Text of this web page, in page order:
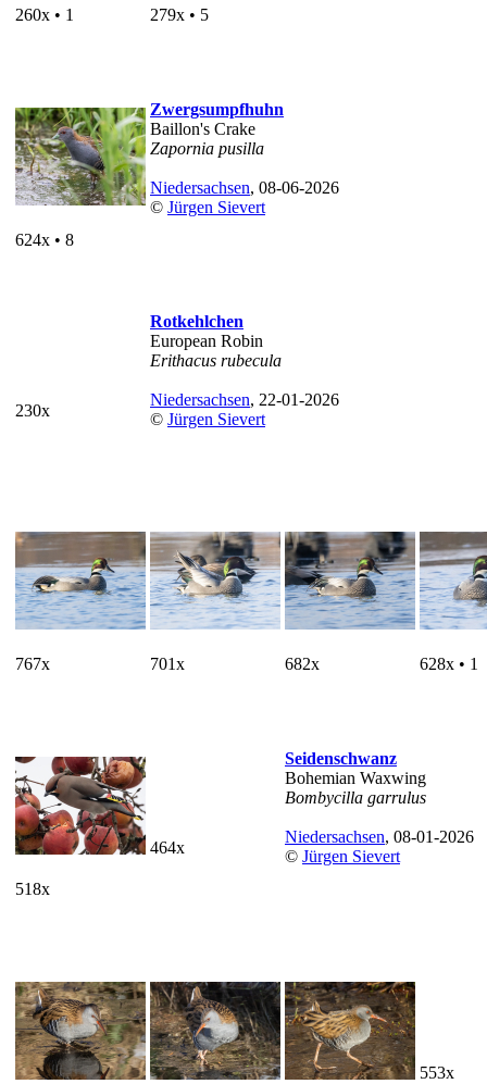
260x • 1 279x • 5
624x • 8
Zwergsumpfhuhn
Baillon's Crake
Zapornia pusilla
Niedersachsen, 08-06-2026
© Jürgen Sievert
230x
Rotkehlchen
European Robin
Erithacus rubecula
Niedersachsen, 22-01-2026
© Jürgen Sievert
767x 701x 682x 628x • 1
518x
464x
Seidenschwanz
Bohemian Waxwing
Bombycilla garrulus
Niedersachsen, 08-01-2026
© Jürgen Sievert
553x